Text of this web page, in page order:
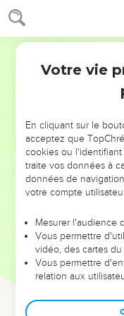
NE
ET SI LEURS
leur foi ou leur vision.
et les saisons difficiles
sont
Dans cette
clés pour avancer
Votre vie
En cliquant sur le
acceptez que
cookies ou
traite vos données à
données de
votre compte
Mesurer l'audience
Vous permettre
vidéo, des cartes
Vous permettre
relation aux